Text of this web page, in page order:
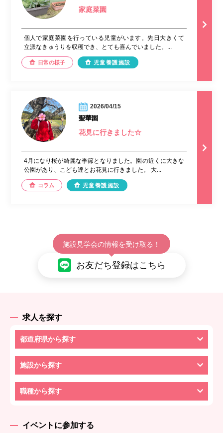
家庭菜園
個人で家庭菜園を行っている児童がいます。先日大きくて
立派なきゅうりを収穫でき、とても喜んでいました。...
日常の様子 児童養護施設
2026/04/15
聖華園
花見に行きました☆
4月になり桜が綺麗な季節となりました。園の近くに大きな
公園があり、こども達とお花見に行きました。 大...
コラム 児童養護施設
施設見学会の情報を受け取る！
お友だち登録はこちら
求人を探す
都道府県から探す
施設から探す
職種から探す
イベントに参加する